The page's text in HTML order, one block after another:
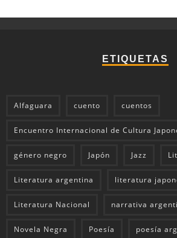
ETIQUETAS
Alfaguara cuento cuentos
Encuentro Internacional de Cultura
género negro Japón Jazz
Literatura argentina literatura
Literatura Nacional narrativa
Novela Negra Poesía poesía